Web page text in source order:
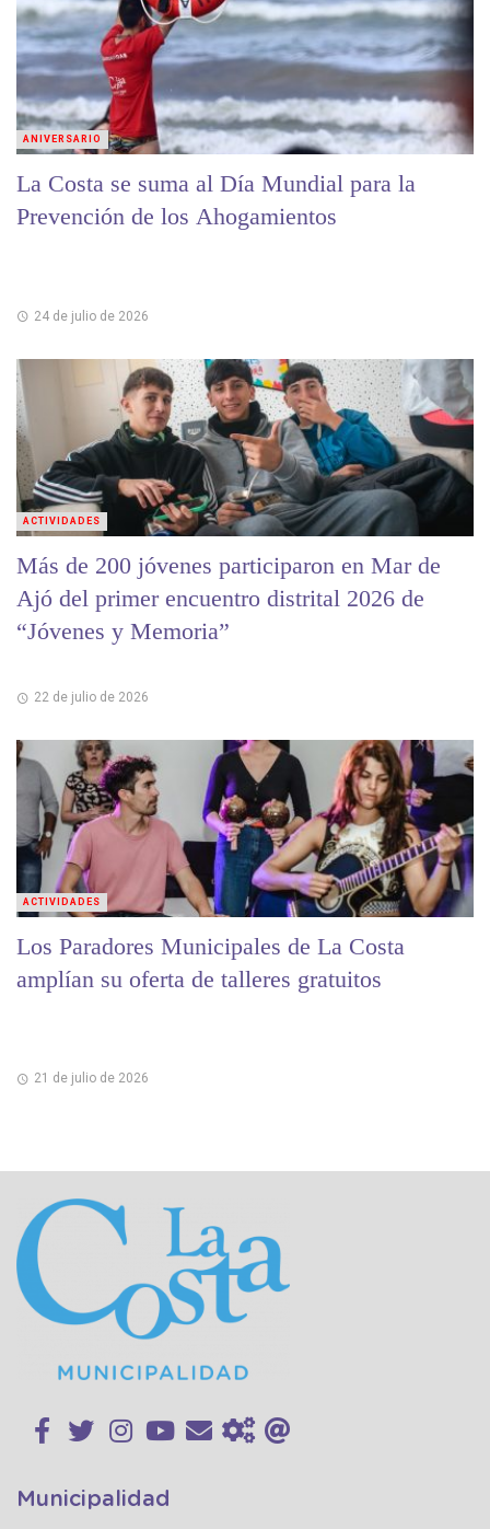
La Costa se suma al Día Mundial para la
Prevención de los Ahogamientos
24 de julio de 2026
ANIVERSARIO
Más de 200 jóvenes participaron en Mar de
Ajó del primer encuentro distrital 2026 de
“Jóvenes y Memoria”
22 de julio de 2026
ACTIVIDADES
Los Paradores Municipales de La Costa
amplían su oferta de talleres gratuitos
21 de julio de 2026
ACTIVIDADES
Municipalidad